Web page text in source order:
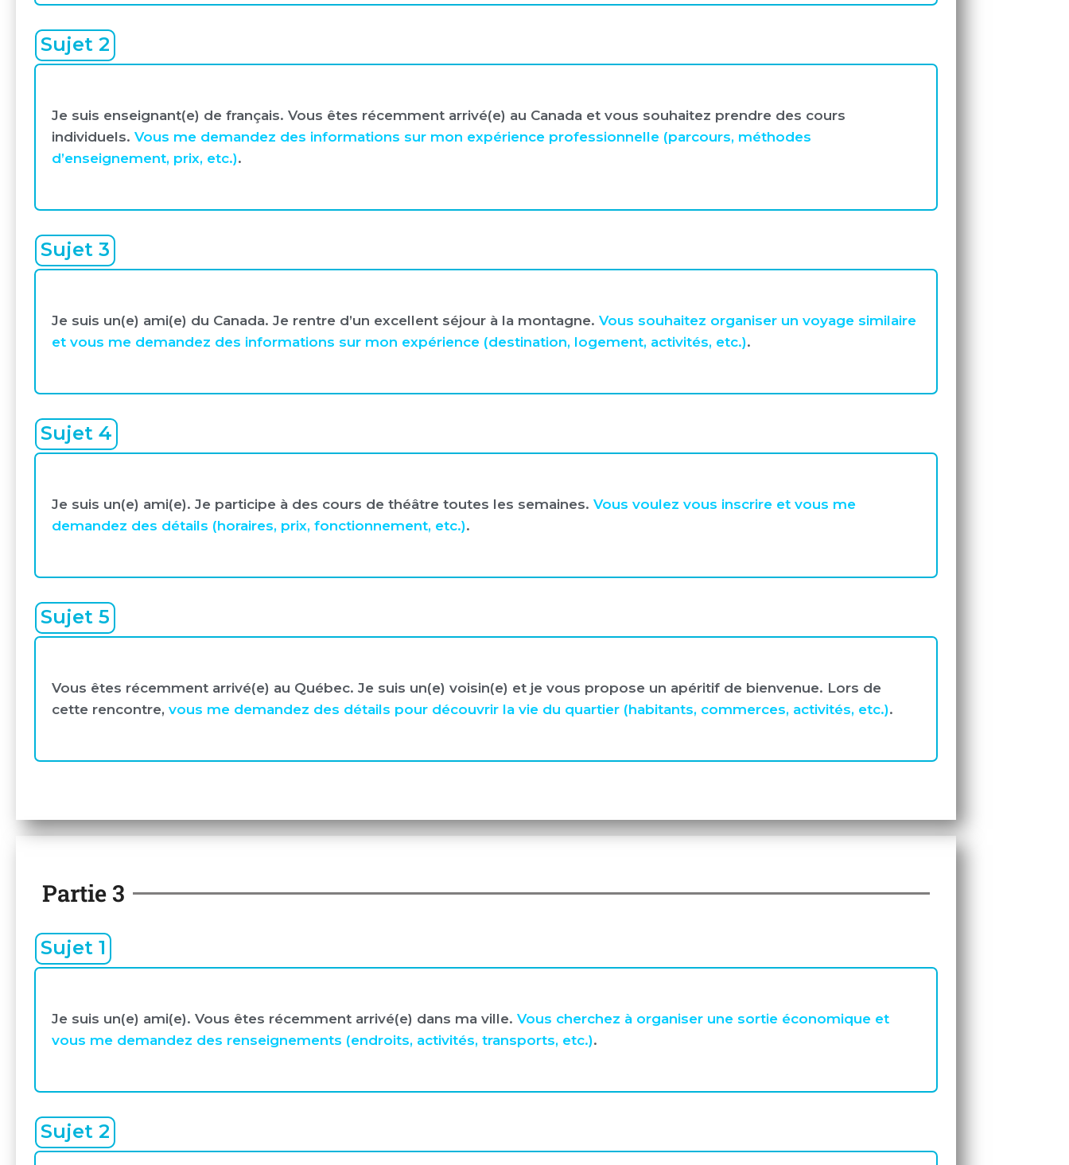
Sujet 2
Je suis enseignant(e) de français. Vous êtes récemment arrivé(e) au Canada et vous souhaitez prendre des cours
individuels. Vous me demandez des informations sur mon expérience professionnelle (parcours, méthodes
d’enseignement, prix, etc.).
Sujet 3
Je suis un(e) ami(e) du Canada. Je rentre d’un excellent séjour à la montagne. Vous souhaitez organiser un voyage similaire
et vous me demandez des informations sur mon expérience (destination, logement, activités, etc.).
Sujet 4
Je suis un(e) ami(e). Je participe à des cours de théâtre toutes les semaines. Vous voulez vous inscrire et vous me
demandez des détails (horaires, prix, fonctionnement, etc.).
Sujet 5
Vous êtes récemment arrivé(e) au Québec. Je suis un(e) voisin(e) et je vous propose un apéritif de bienvenue. Lors de
cette rencontre, vous me demandez des détails pour découvrir la vie du quartier (habitants, commerces, activités, etc.).
Partie 3
Sujet 1
Je suis un(e) ami(e). Vous êtes récemment arrivé(e) dans ma ville. Vous cherchez à organiser une sortie économique et
vous me demandez des renseignements (endroits, activités, transports, etc.).
Sujet 2